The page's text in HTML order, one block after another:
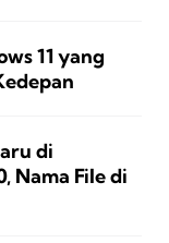
11 yang
di
Nama File di